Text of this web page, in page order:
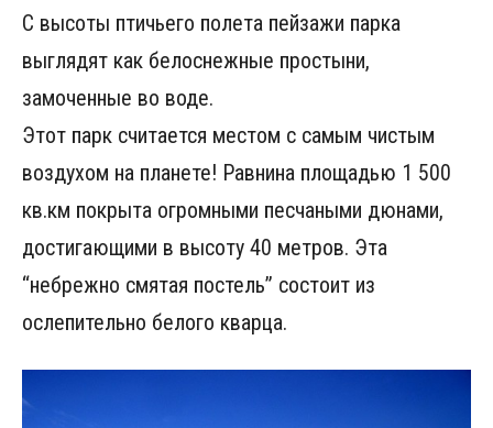
С высоты птичьего полета пейзажи парка
выглядят как белоснежные простыни,
замоченные во воде.
Этот парк считается местом с самым чистым
воздухом на планете! Равнина площадью 1 500
кв.км покрыта огромными песчаными дюнами,
достигающими в высоту 40 метров. Эта
“небрежно смятая постель” состоит из
ослепительно белого кварца.